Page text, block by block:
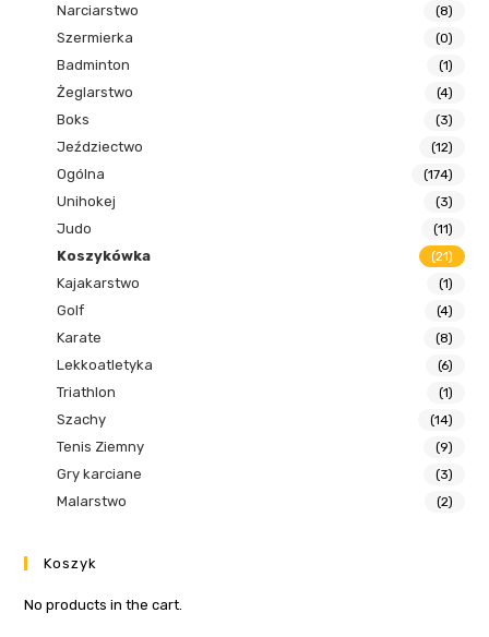
Narciarstwo (8)
Szermierka (0)
Badminton (1)
Żeglarstwo (4)
Boks (3)
Jeździectwo (12)
Ogólna (174)
Unihokej (3)
Judo (11)
Koszykówka (21)
Kajakarstwo (1)
Golf (4)
Karate (8)
Lekkoatletyka (6)
Triathlon (1)
Szachy (14)
Tenis Ziemny (9)
Gry karciane (3)
Malarstwo (2)
Koszyk
No products in the cart.